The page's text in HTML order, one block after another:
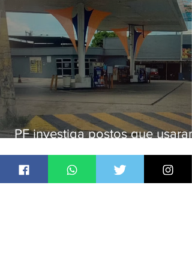
PF investiga postos que usaram
secretário morto em 2020